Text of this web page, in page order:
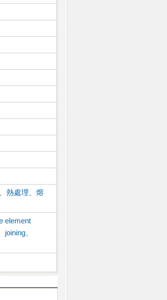
、熱處理 、熔
element
joining